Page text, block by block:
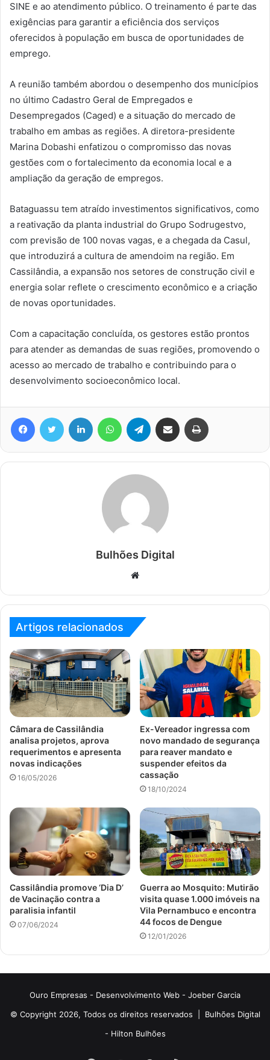
SINE e ao atendimento público. O treinamento é parte das
exigências para garantir a eficiência dos serviços
oferecidos à população em busca de oportunidades de
emprego.
A reunião também abordou o desempenho dos municípios
no último Cadastro Geral de Empregados e
Desempregados (Caged) e a situação do mercado de
trabalho em ambas as regiões. A diretora-presidente
Marina Dobashi enfatizou o compromisso das novas
gestões com o fortalecimento da economia local e a
ampliação da geração de empregos.
Bataguassu tem atraído investimentos significativos, como
a reativação da planta industrial do Grupo Sodrugestvo,
com previsão de 100 novas vagas, e a chegada da Casul,
que introduzirá a cultura de amendoim na região. Em
Cassilândia, a expansão nos setores de construção civil e
energia solar reflete o crescimento econômico e a criação
de novas oportunidades.
Com a capacitação concluída, os gestores estão prontos
para atender as demandas de suas regiões, promovendo o
acesso ao mercado de trabalho e contribuindo para o
desenvolvimento socioeconômico local.
FacebookTwitter Linkedin WhatsAppTelegram Compartilhar via e-mail
Bulhões Digital
Website
Artigos relacionados
Câmara de Cassilândia
analisa projetos, aprova
requerimentos e apresenta
novas indicações
16/05/2026
Ex-Vereador ingressa com
novo mandado de segurança
para reaver mandato e
suspender efeitos da
cassação
18/10/2024
Cassilândia promove ‘Dia D’
de Vacinação contra a
paralisia infantil
07/06/2024
Guerra ao Mosquito: Mutirão
visita quase 1.000 imóveis na
Vila Pernambuco e encontra
44 focos de Dengue
12/01/2026
Ouro Empresas - Desenvolvimento Web - Joeber Garcia
© Copyright 2026, Todos os direitos reservados | Bulhões Digital
- Hilton Bulhões